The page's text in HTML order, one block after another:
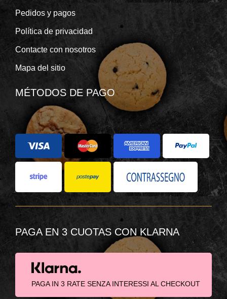
Pedidos y pagos
Política de privacidad
Contacte con nosotros
Mapa del sitio
MÉTODOS DE PAGO
PAGA EN 3 CUOTAS CON KLARNA
PAGA IN 3 RATE SENZA INTERESSI AL CHECKOUT